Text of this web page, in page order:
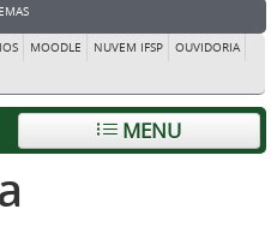
MOODLE NUVEM IFSP
OUVIDORIA
MENU